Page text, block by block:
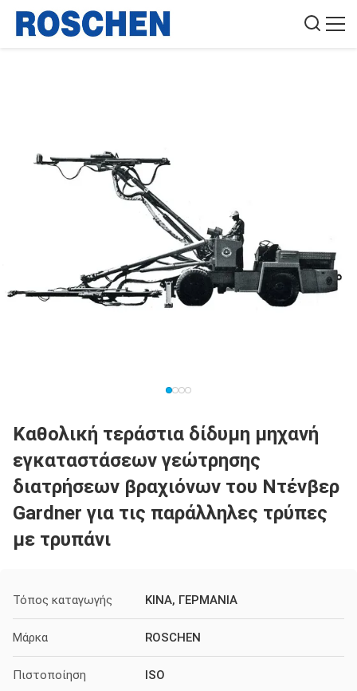
Καθολική τεράστια δίδυμη μηχανή
εγκαταστάσεων γεώτρησης
διατρήσεων βραχιόνων του Ντένβερ
Gardner για τις παράλληλες τρύπες
με τρυπάνι
Τόπος καταγωγής ΚΙΝΑ, ΓΕΡΜΑΝΙΑ
Μάρκα ROSCHEN
Πιστοποίηση ISO